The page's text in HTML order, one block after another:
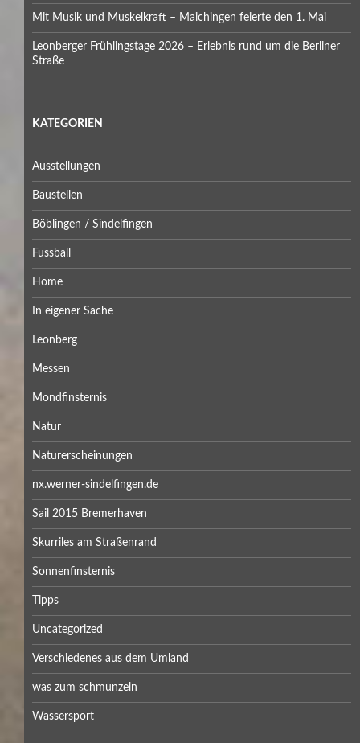
Mit Musik und Muskelkraft – Maichingen feierte den 1. Mai
Leonberger Frühlingstage 2026 – Erlebnis rund um die Berliner
Straße
KATEGORIEN
Ausstellungen
Baustellen
Böblingen / Sindelfingen
Fussball
Home
In eigener Sache
Leonberg
Messen
Mondfinsternis
Natur
Naturerscheinungen
nx.werner-sindelfingen.de
Sail 2015 Bremerhaven
Skurriles am Straßenrand
Sonnenfinsternis
Tipps
Uncategorized
Verschiedenes aus dem Umland
was zum schmunzeln
Wassersport